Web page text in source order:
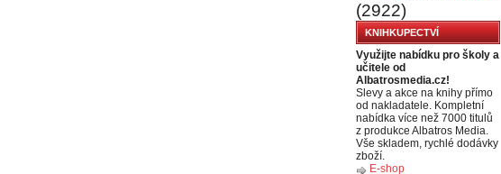
(2922)
KNIHKUPECTVÍ
Využijte nabídku pro školy a
učitele od
Albatrosmedia.cz!
Slevy a akce na knihy přímo
od nakladatele. Kompletní
nabídka více než 7000 titulů
z produkce Albatros Media.
Vše skladem, rychlé dodávky
zboží.
E-shop